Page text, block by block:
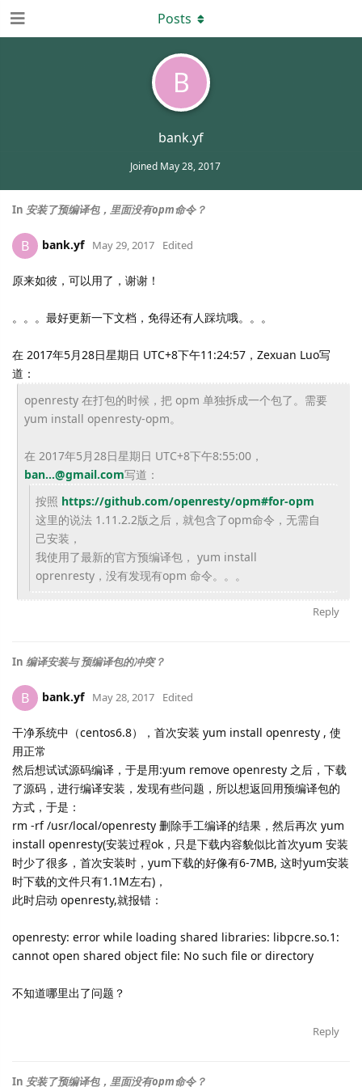
B
bank.yf
Joined May 28, 2017
Posts
In 安装了预编译包，里面没有opm命令？
B bank.yf May 29, 2017 Edited
原来如彼，可以用了，谢谢！
。。。最好更新一下文档，免得还有人踩坑哦。。。
在 2017年5月28日星期日 UTC+8下午11:24:57，Zexuan Luo写
道：
openresty 在打包的时候，把 opm 单独拆成一个包了。需要
yum install openresty-opm。
在 2017年5月28日星期日 UTC+8下午8:55:00，
ban...@gmail.com写道：
按照 https://github.com/openresty/opm#for-opm
这里的说法 1.11.2.2版之后，就包含了opm命令，无需自
己安装，
我使用了最新的官方预编译包， yum install
oprenresty，没有发现有opm 命令。。。
Reply
In 编译安装与 预编译包的冲突？
B bank.yf May 28, 2017 Edited
干净系统中（centos6.8），首次安装 yum install openresty , 使
用正常
然后想试试源码编译，于是用:yum remove openresty 之后，下载
了源码，进行编译安装，发现有些问题，所以想返回用预编译包的
方式，于是：
rm -rf /usr/local/openresty 删除手工编译的结果，然后再次 yum
install openresty(安装过程ok，只是下载内容貌似比首次yum 安装
时少了很多，首次安装时，yum下载的好像有6-7MB, 这时yum安装
时下载的文件只有1.1M左右)，
此时启动 openresty,就报错：
openresty: error while loading shared libraries: libpcre.so.1:
cannot open shared object file: No such file or directory
不知道哪里出了问题？
Reply
In 安装了预编译包，里面没有opm命令？